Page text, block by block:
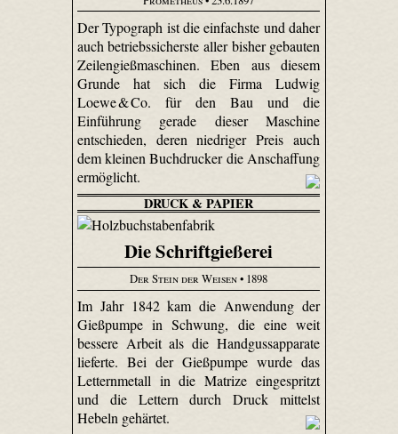
Der Typograph ist die einfachste und daher
auch betriebssicherste aller bisher gebauten
Zeilengießmaschinen. Eben aus diesem
Grunde hat sich die Firma Ludwig
Loewe & Co. für den Bau und die
Einführung gerade dieser Maschine
entschieden, deren niedriger Preis auch
dem kleinen Buchdrucker die Anschaffung
ermöglicht.
DRUCK & PAPIER
Die Schriftgießerei
Der Stein der Weisen• 1898
Im Jahr 1842 kam die Anwendung der
Gießpumpe in Schwung, die eine weit
bessere Arbeit als die Handgussapparate
lieferte. Bei der Gießpumpe wurde das
Letternmetall in die Matrize eingespritzt
und die Lettern durch Druck mittelst
Hebeln gehärtet.